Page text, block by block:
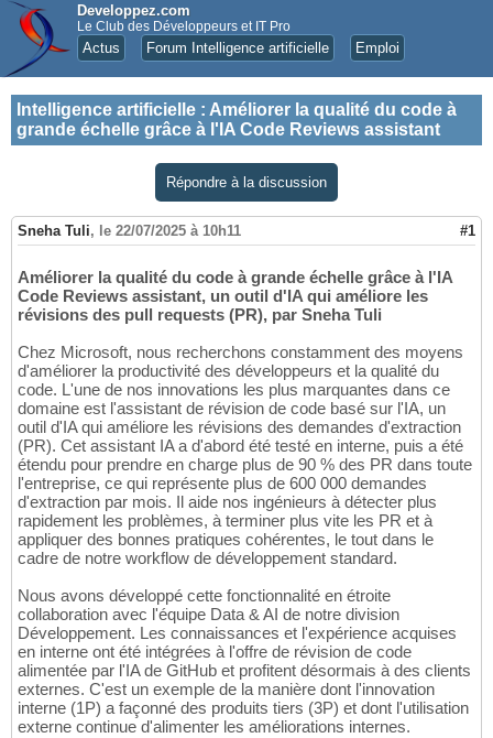
Developpez.com
Le Club des Développeurs et IT Pro
Actus Forum Intelligence artificielle Emploi
Intelligence artificielle : Améliorer la qualité du code à
grande échelle grâce à l'IA Code Reviews assistant
Répondre à la discussion
Sneha Tuli, le 22/07/2025 à 10h11 #1
Améliorer la qualité du code à grande échelle grâce à l'IA
Code Reviews assistant, un outil d'IA qui améliore les
révisions des pull requests (PR), par Sneha Tuli
Chez Microsoft, nous recherchons constamment des moyens
d'améliorer la productivité des développeurs et la qualité du
code. L'une de nos innovations les plus marquantes dans ce
domaine est l'assistant de révision de code basé sur l'IA, un
outil d'IA qui améliore les révisions des demandes d'extraction
(PR). Cet assistant IA a d'abord été testé en interne, puis a été
étendu pour prendre en charge plus de 90 % des PR dans toute
l'entreprise, ce qui représente plus de 600 000 demandes
d'extraction par mois. Il aide nos ingénieurs à détecter plus
rapidement les problèmes, à terminer plus vite les PR et à
appliquer des bonnes pratiques cohérentes, le tout dans le
cadre de notre workflow de développement standard.
Nous avons développé cette fonctionnalité en étroite
collaboration avec l'équipe Data & AI de notre division
Développement. Les connaissances et l'expérience acquises
en interne ont été intégrées à l'offre de révision de code
alimentée par l'IA de GitHub et profitent désormais à des clients
externes. C'est un exemple de la manière dont l'innovation
interne (1P) a façonné des produits tiers (3P) et dont l'utilisation
externe continue d'alimenter les améliorations internes.